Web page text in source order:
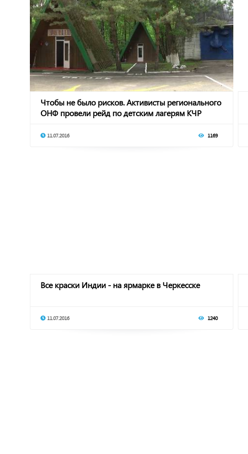
Чтобы не было рисков. Активисты регионального
ОНФ провели рейд по детским лагерям КЧР
11.07.2016 1169
Все краски Индии - на ярмарке в Черкесске
11.07.2016 1240